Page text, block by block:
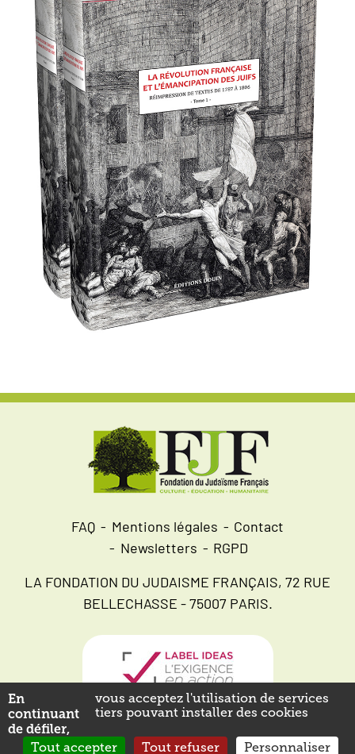
FAQ Mentions légales
Contact
Newsletters
RGPD
LA FONDATION DU JUDAISME FRANÇAIS, 72 RUE
BELLECHASSE - 75007 PARIS.
En
continuant
de défiler,
vous acceptez l'utilisation de services
tiers pouvant installer des cookies
Tout accepter Tout refuser Personnaliser